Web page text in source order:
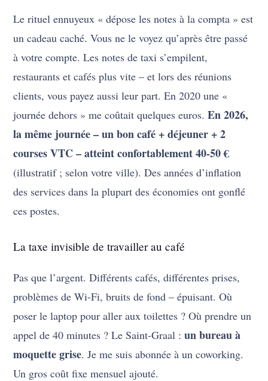
Le rituel ennuyeux « dépose les notes à la compta » est
un cadeau caché. Vous ne le voyez qu’après être passé
à votre compte. Les notes de taxi s’empilent,
restaurants et cafés plus vite – et lors des réunions
clients, vous payez aussi leur part. En 2020 une «
journée dehors » me coûtait quelques euros.En 2026,
la même journée – un bon café + déjeuner + 2
courses VTC – atteint confortablement 40-50 €
(illustratif ; selon votre ville). Des années d’inflation
des services dans la plupart des économies ont gonflé
ces postes.
La taxe invisible de travailler au café
Pas que l’argent. Différents cafés, différentes prises,
problèmes de Wi-Fi, bruits de fond – épuisant. Où
poser le laptop pour aller aux toilettes ? Où prendre un
appel de 40 minutes ? Le Saint-Graal :un bureau à
moquette grise. Je me suis abonnée à un coworking.
Un gros coût fixe mensuel ajouté.